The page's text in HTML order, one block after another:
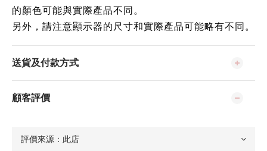
的顏色可能與實際產品不同。
另外，請注意顯示器的尺寸和實際產品可能略有不同。
送貨及付款方式
顧客評價